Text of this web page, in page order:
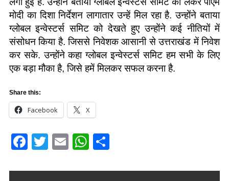
मोदी का दिशा निर्देशन लागातार उन्हें मिल रहा है. उन्होंने बताया
ग्लोबल इन्वेस्टर्स समिट को देखते हुए उन्होंने कई नीतियों में
संसोधन किया है. जिससे निवेशक आसानी से उत्तराखंड में निवेश
कर सके. उन्होंने कहा ग्लोबल इन्वेस्टर्स समिट हम सभी के लिए
एक बड़ा मौका है, जिसे हमें मिलकर सफल करना है.
Share this:
Facebook X
Facebook
Twitter
EmailWhatsApp